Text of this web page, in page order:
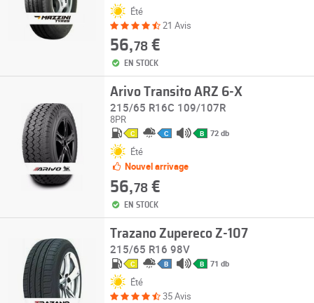
Été
21 Avis
56,78€
EN STOCK
Arivo Transito ARZ 6-X
215/65 R16C 109/107R
8PR
C C B 72 db
Été
Nouvel arrivage
56,78€
EN STOCK
Trazano Zupereco Z-107
215/65 R16 98V
C B B 71 db
Été
35 Avis